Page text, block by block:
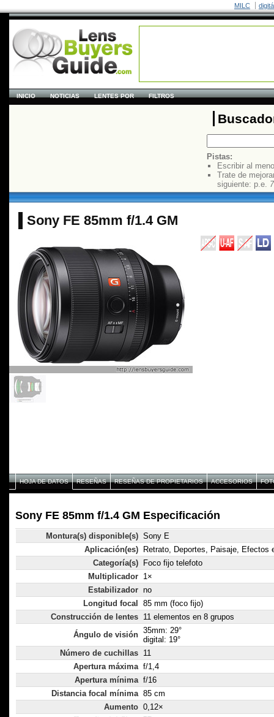
MILC
INICIO NOTICIAS LENTES POR FILTROS
Pistas:
Escribir al
Trate de
siguiente: p.e.
Sony FE 85mm f/1.4 GM
HOJA DE DATOS RESEÑAS RESEÑAS DE PROPIETARIOS ACCESORIOS
Sony FE 85mm f/1.4 GM Especificación
Montura(s) disponible(s) Sony E
Aplicación(es)
Retrato, Deportes, Paisaje, Efectos
Categoría(s)
Foco fijo telefoto
Multiplicador 1×
Estabilizador no
Longitud focal
85 mm (foco fijo)
Construcción de lentes 11 elementos en 8 grupos
Ángulo de visión 35mm: 29°
digital: 19°
Número de cuchillas 11
Apertura máxima f/1,4
Apertura mínima f/16
Distancia focal mínima 85 cm
Aumento 0,12×